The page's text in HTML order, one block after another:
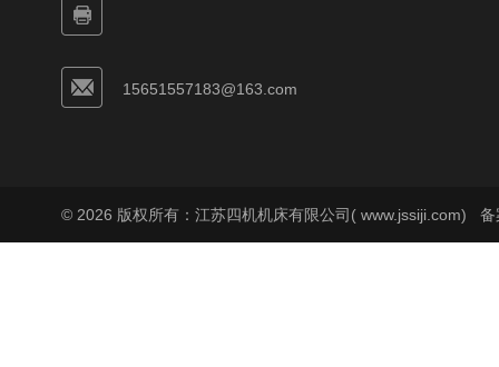
15651557183@163.com
© 2026 版权所有：江苏四机机床有限公司( www.jssiji.com) 备